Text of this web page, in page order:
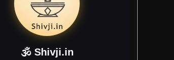
🕉 Shivji.in